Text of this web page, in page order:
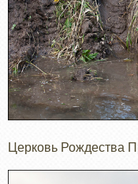
Церковь Рождества